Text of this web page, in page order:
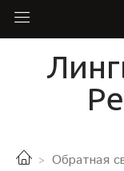
Обратная